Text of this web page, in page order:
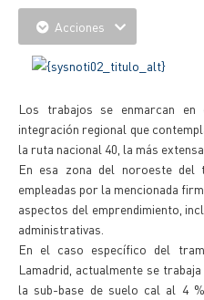
Acciones
Los trabajos se enmarcan
integración regional que
la ruta nacional 40, la más
En esa zona del noroeste
empleadas por la mencionada
aspectos del emprendimiento,
administrativas.
En el caso específico del
Lamadrid, actualmente se
la sub-base de suelo cal al 4